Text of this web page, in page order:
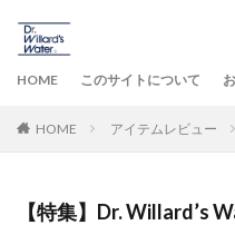
HOME このサイトについて
HOME アイテムレビュー
【特集】Dr. Willard’s